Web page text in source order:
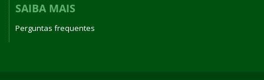
SAIBA MAIS
Perguntas frequentes